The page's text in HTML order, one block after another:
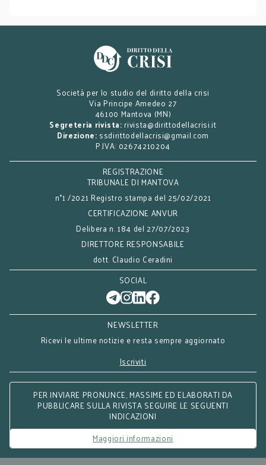
Società per lo studio del diritto della crisi
Via Principe Amedeo 27
46100 Mantova (MN)
Segreteria rivista: rivista@dirittodellacrisi.it
Direzione: ssdirittodellacrisi@gmail.com
P.IVA: 02674210204
REGISTRAZIONE
TRIBUNALE DI MANTOVA
n°1 /2021 Registro stampa del 25/02/2021
CERTIFICAZIONE ANVUR
Delibera n. 184 del 27/07/2023
DIRETTORE RESPONSABILE
dott. Claudio Ceradini
SOCIAL
NEWSLETTER
Ricevi le ultime notizie e resta sempre aggiornato
Iscriviti
PER INVIARE PRONUNCE, MASSIME ED ELABORATI DA
PUBBLICARE SULLA RIVISTA SEGUIRE LE SEGUENTI
INDICAZIONI
Maggiori informazioni